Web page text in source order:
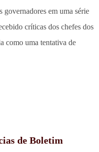
governadores em uma série
críticas dos chefes dos
como uma tentativa de
de Boletim